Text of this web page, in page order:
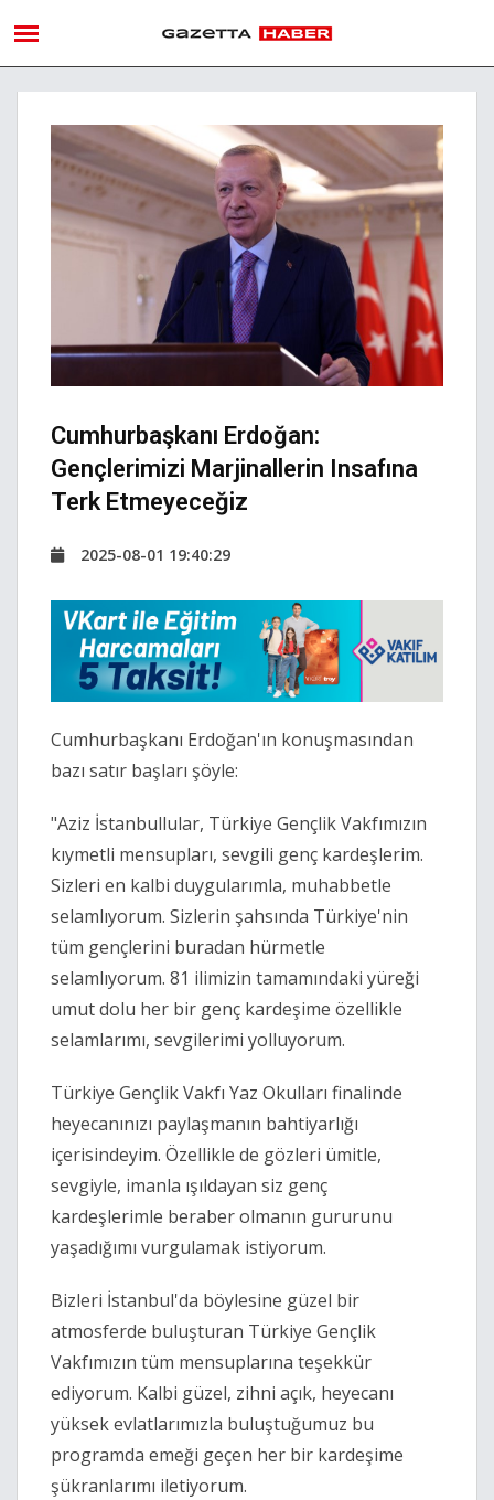
Cumhurbaşkanı Erdoğan:
Gençlerimizi Marjinallerin Insafına
Terk Etmeyeceğiz
2025-08-01 19:40:29
Cumhurbaşkanı Erdoğan'ın konuşmasından
bazı satır başları şöyle:
"Aziz İstanbullular, Türkiye Gençlik Vakfımızın
kıymetli mensupları, sevgili genç kardeşlerim.
Sizleri en kalbi duygularımla, muhabbetle
selamlıyorum. Sizlerin şahsında Türkiye'nin
tüm gençlerini buradan hürmetle
selamlıyorum. 81 ilimizin tamamındaki yüreği
umut dolu her bir genç kardeşime özellikle
selamlarımı, sevgilerimi yolluyorum.
Türkiye Gençlik Vakfı Yaz Okulları finalinde
heyecanınızı paylaşmanın bahtiyarlığı
içerisindeyim. Özellikle de gözleri ümitle,
sevgiyle, imanla ışıldayan siz genç
kardeşlerimle beraber olmanın gururunu
yaşadığımı vurgulamak istiyorum.
Bizleri İstanbul'da böylesine güzel bir
atmosferde buluşturan Türkiye Gençlik
Vakfımızın tüm mensuplarına teşekkür
ediyorum. Kalbi güzel, zihni açık, heyecanı
yüksek evlatlarımızla buluştuğumuz bu
programda emeği geçen her bir kardeşime
şükranlarımı iletiyorum.